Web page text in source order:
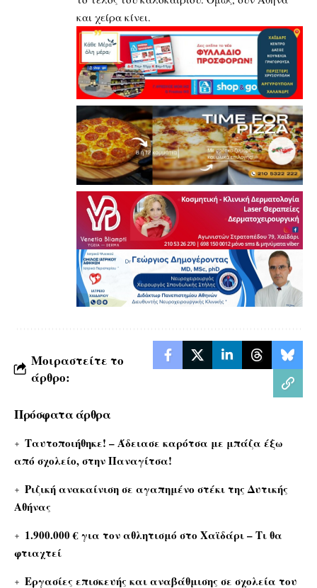
και χείρα κίνει.
Μοιραστείτε το
άρθρο:
Πρόσφατα άρθρα
Ταυτοποιήθηκε! – Άδειασε καρότσα με μπάζα έξω
από σχολείο, στην Παναγίτσα!
Ριζική ανακαίνιση σε αγαπημένο στέκι της Δυτικής
Αθήνας
1.900.000 € για τον αθλητισμό στο Χαϊδάρι – Τι θα
φτιαχτεί
Εργασίες επισκευής και αναβάθμισης σε σχολεία του